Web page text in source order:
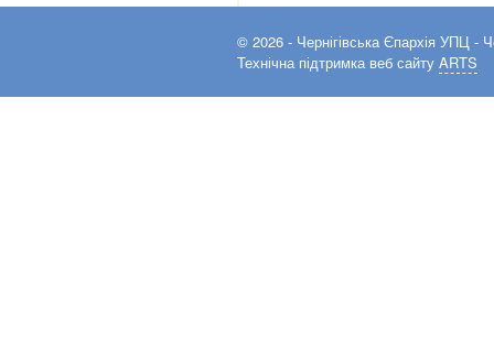
© 2026 - Чернігівська Єпархія УПЦ -
Технічна підтримка веб сайту ARTS